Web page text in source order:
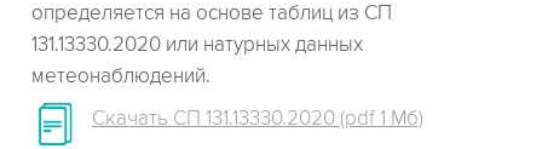
определяется на основе таблиц из СП
131.13330.2020 или натурных данных
метеонаблюдений.
Скачать СП 131.13330.2020 (pdf 1 Мб)